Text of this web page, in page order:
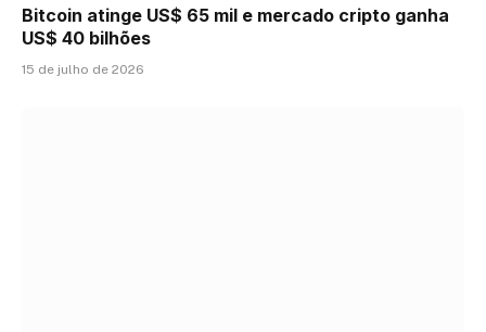
Bitcoin atinge US$ 65 mil e mercado cripto ganha
US$ 40 bilhões
15 de julho de 2026